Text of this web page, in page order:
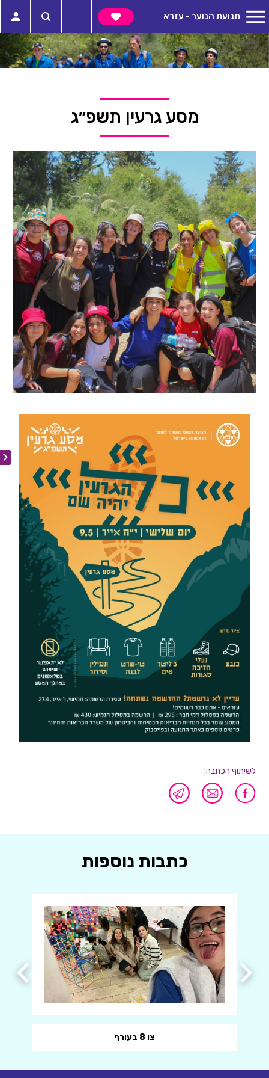
תנועת הנוער - עזרא
מסע גרעין תשפ״ג
לשיתוף הכתבה:
כתבות נוספות
צו 8 בעורף